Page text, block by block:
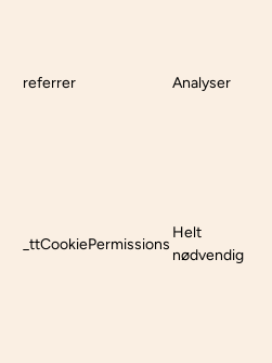
referrer Analyser
_ttCookiePermissions
Helt
nødvendig